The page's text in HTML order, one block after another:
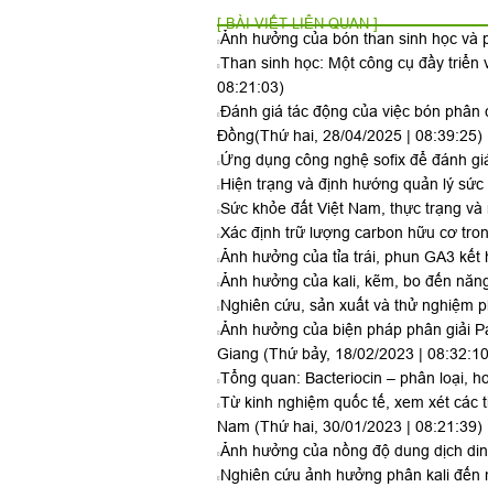
[ BÀI VIẾT LIÊN QUAN ]
Ảnh hưởng của bón than sinh học và
Than sinh học: Một công cụ đầy
08:21:03)
Đánh giá tác động của việc bón
Đồng(Thứ hai, 28/04/2025 | 08:39:25)
Ứng dụng công nghệ sofix để đánh
Hiện trạng và định hướng quản lý
Sức khỏe đất Việt Nam, thực trạng và
Xác định trữ lượng carbon hữu cơ
Ảnh hưởng của tỉa trái, phun GA3
Ảnh hưởng của kali, kẽm, bo đến
Nghiên cứu, sản xuất và thử nghiệm
Ảnh hưởng của biện pháp phân giải
Giang (Thứ bảy, 18/02/2023 |
Tổng quan: Bacteriocin – phân loại,
Từ kinh nghiệm quốc tế, xem xét
Nam (Thứ hai, 30/01/2023 | 08:21:39)
Ảnh hưởng của nồng độ dung dịch
Nghiên cứu ảnh hưởng phân kali